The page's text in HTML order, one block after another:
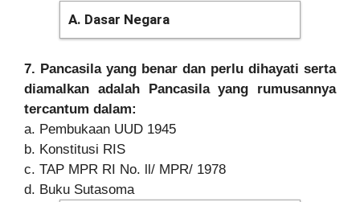
A. Dasar Negara
7. Pancasila yang benar dan perlu dihayati serta
diamalkan adalah Pancasila yang rumusannya
tercantum dalam:
a. Pembukaan UUD 1945
b. Konstitusi RIS
c. TAP MPR RI No. ll/ MPR/ 1978
d. Buku Sutasoma